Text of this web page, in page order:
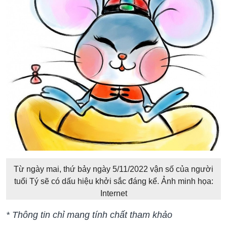
Từ ngày mai, thứ bảy ngày 5/11/2022 vận số của người
tuổi Tý sẽ có dấu hiệu khởi sắc đáng kể. Ảnh minh họa:
Internet
* Thông tin chỉ mang tính chất tham khảo